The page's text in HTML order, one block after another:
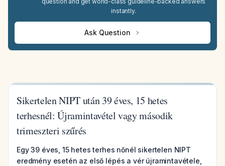
instantly.
Ask Question
Sikertelen NIPT után 39 éves, 15 hetes
terhesnél: Újramintavétel vagy második
trimeszteri szűrés
Egy 39 éves, 15 hetes terhes nőnél sikertelen NIPT
eredmény esetén az első lépés a vér újramintavétele,